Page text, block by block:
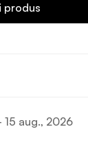
produs
15 aug., 2026